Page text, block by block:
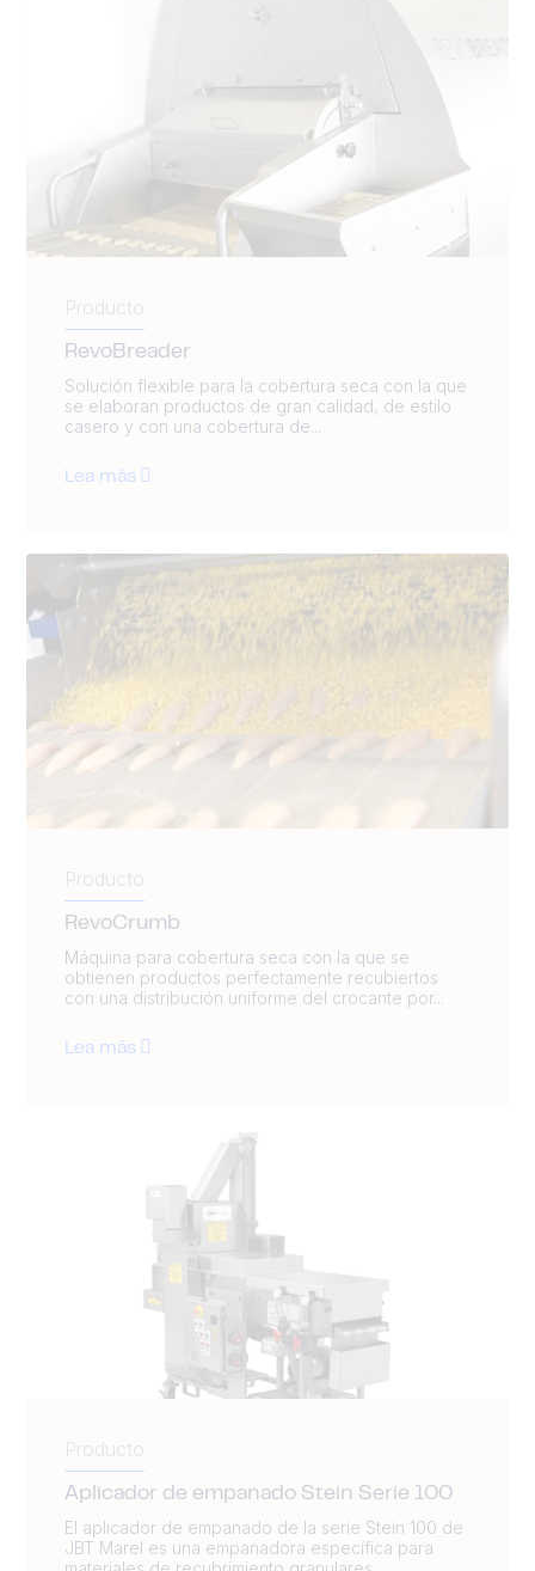
Producto
RevoBreader
Solución flexible para la cobertura seca con la que
se elaboran productos de gran calidad, de estilo
casero y con una cobertura de...
Lea más
Producto
RevoCrumb
Máquina para cobertura seca con la que se
obtienen productos perfectamente recubiertos
con una distribución uniforme del crocante por...
Lea más
Producto
Aplicador de empanado Stein Serie 100
El aplicador de empanado de la serie Stein 100 de
JBT Marel es una empanadora específica para